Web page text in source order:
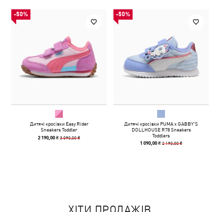
-50%
Дитячі кросівки Easy Rider
Sneakers Toddler
2 190,00 ₴3 090,00 ₴
-50%
Дитячі кросівки PUMA x GABBY'S
DOLLHOUSE R78 Sneakers
Toddlers
1 090,00 ₴2 190,00 ₴